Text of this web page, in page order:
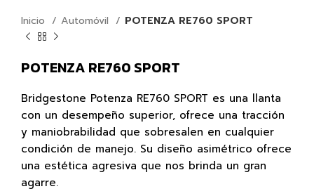
Inicio Automóvil POTENZA RE760 SPORT
POTENZA RE760 SPORT
Bridgestone Potenza RE760 SPORT es una llanta
con un desempeño superior, ofrece una tracción
y maniobrabilidad que sobresalen en cualquier
condición de manejo. Su diseño asimétrico ofrece
una estética agresiva que nos brinda un gran
agarre.